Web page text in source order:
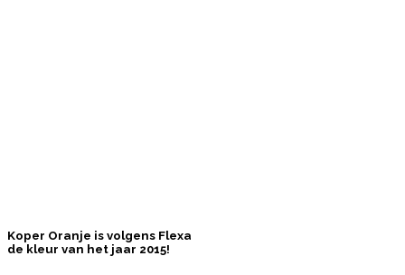
Koper Oranje is volgens Flexa
de kleur van het jaar 2015!